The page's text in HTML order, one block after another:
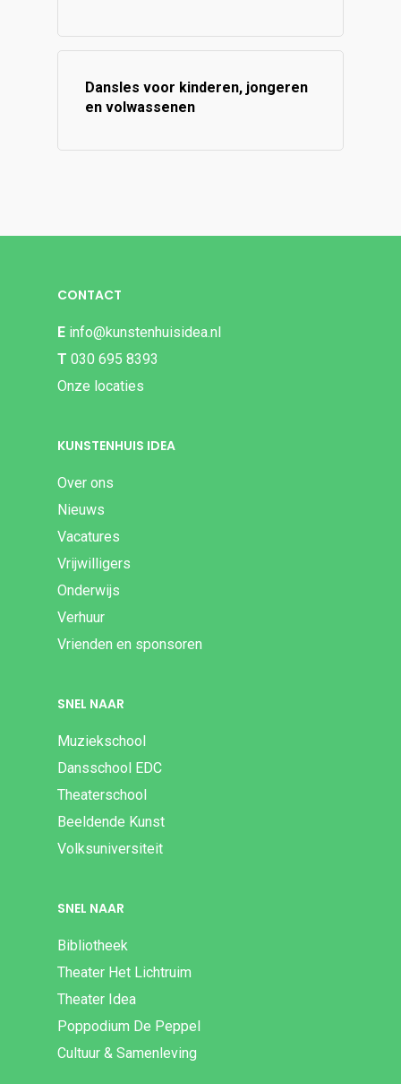
Dansles voor kinderen, jongeren
en volwassenen
CONTACT
E info@kunstenhuisidea.nl
T 030 695 8393
Onze locaties
KUNSTENHUIS IDEA
Over ons
Nieuws
Vacatures
Vrijwilligers
Onderwijs
Verhuur
Vrienden en sponsoren
SNEL NAAR
Muziekschool
Dansschool EDC
Theaterschool
Beeldende Kunst
Volksuniversiteit
SNEL NAAR
Bibliotheek
Theater Het Lichtruim
Theater Idea
Poppodium De Peppel
Cultuur & Samenleving